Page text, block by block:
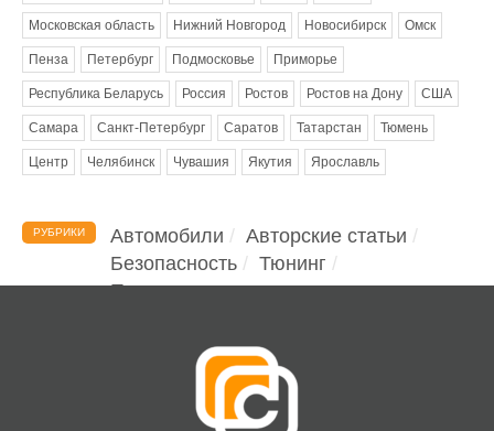
Московская область Нижний Новгород Новосибирск Омск
Пенза Петербург Подмосковье Приморье
Республика Беларусь Россия Ростов Ростов на Дону США
Самара Санкт-Петербург Саратов Татарстан Тюмень
Центр Челябинск Чувашия Якутия Ярославль
РУБРИКИ Автомобили
Авторские статьи
Безопасность
Тюнинг
Помощь водителю